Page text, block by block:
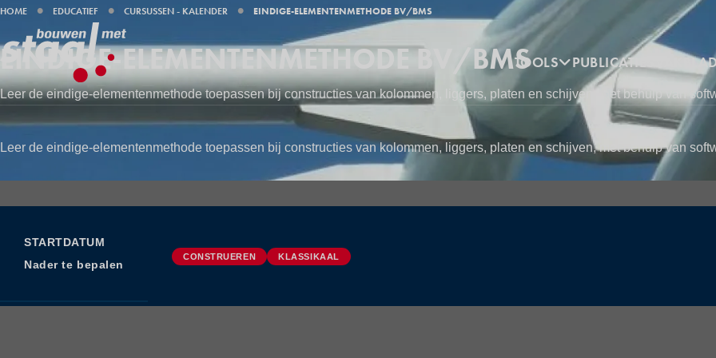
Hoofdnavigatie
TOOLS PUBLICATIES VAKBLAD
KRUIMELPAD
HOME EDUCATIEF CURSUSSEN - KALENDER EINDIGE-ELEMENTENMETHODE BV/BMS
EINDIGE-ELEMENTENMETHODE BV/BMS
Leer de eindige-elementenmethode toepassen bij constructies van kolommen, liggers, platen en schijven, met behulp van
Leer de eindige-elementenmethode toepassen bij constructies van kolommen, liggers, platen en schijven, met behulp van
STARTDATUM
Nader te bepalen
CONSTRUEREN KLASSIKAAL